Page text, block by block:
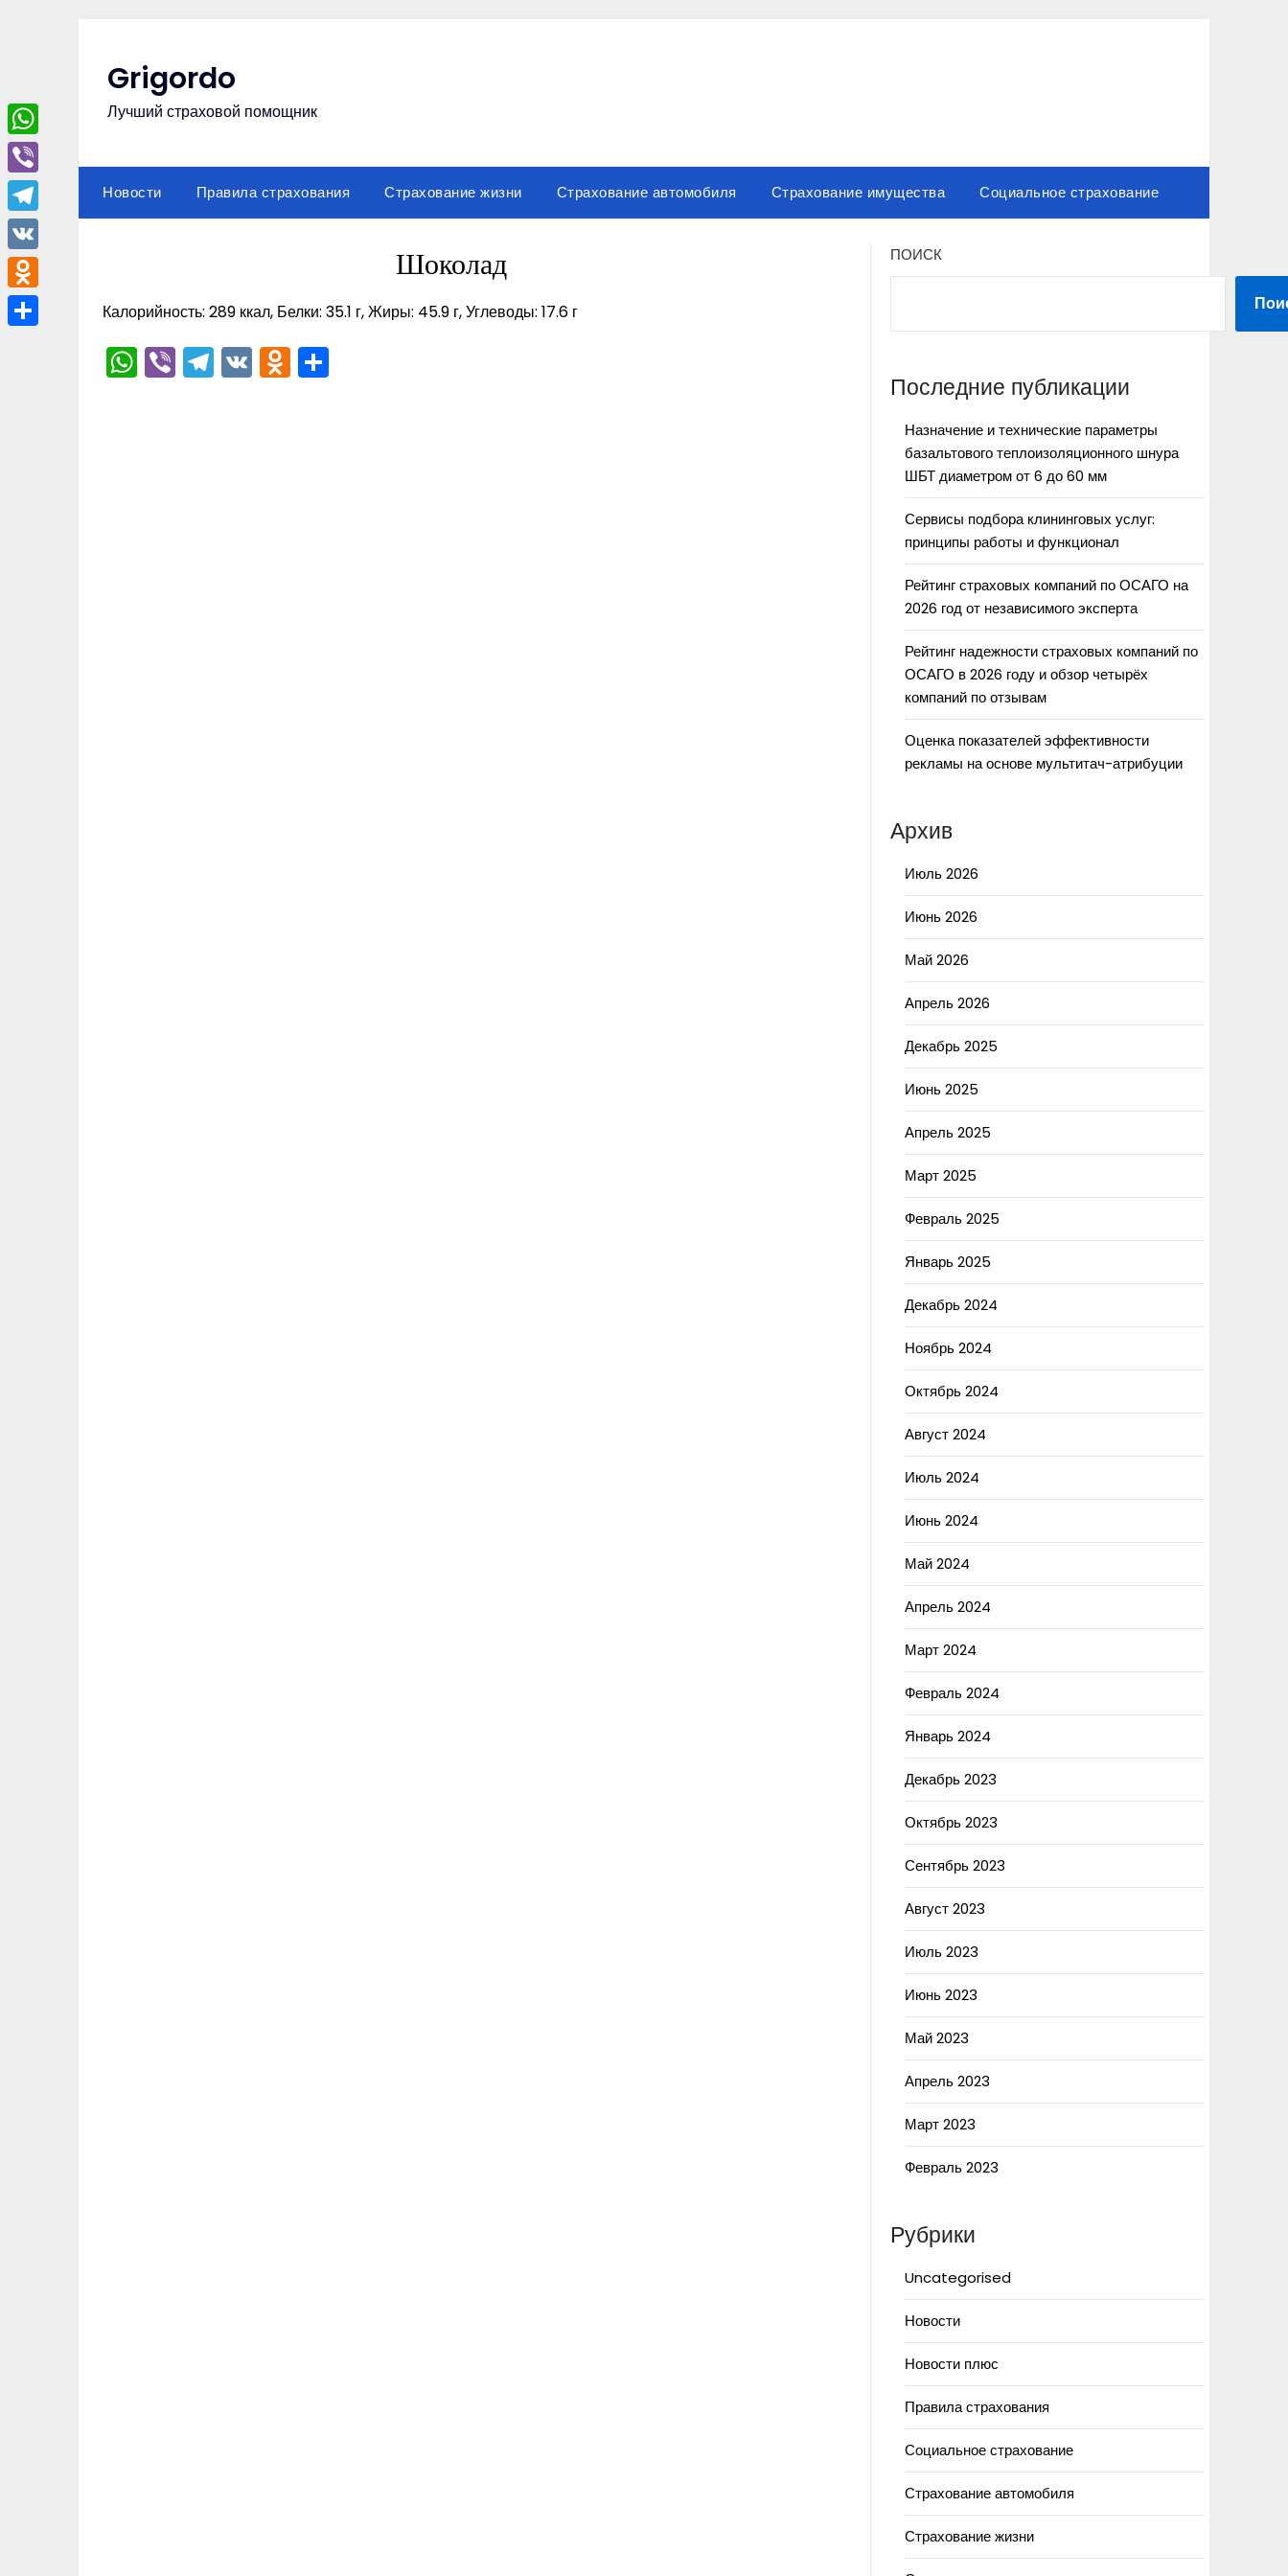
Grigordo
Лучший страховой помощник
Новости Правила страхования Страхование жизни Страхование автомобиля Страхование имущества Социальное страхование
Шоколад
Калорийность: 289 ккал, Белки: 35.1 г, Жиры: 45.9 г, Углеводы: 17.6 г
WhatsApp
ViberTelegram
VKOdnoklassniki
ПОИСК
Последние публикации
Назначение и технические параметры
базальтового теплоизоляционного шнура
ШБТ диаметром от 6 до 60 мм
Сервисы подбора клининговых услуг:
принципы работы и функционал
Рейтинг страховых компаний по ОСАГО на
2026 год от независимого эксперта
Рейтинг надежности страховых компаний по
ОСАГО в 2026 году и обзор четырёх
компаний по отзывам
Оценка показателей эффективности
рекламы на основе мультитач-атрибуции
Архив
Июль 2026
Июнь 2026
Май 2026
Апрель 2026
Декабрь 2025
Июнь 2025
Апрель 2025
Март 2025
Февраль 2025
Январь 2025
Декабрь 2024
Ноябрь 2024
Октябрь 2024
Август 2024
Июль 2024
Июнь 2024
Май 2024
Апрель 2024
Март 2024
Февраль 2024
Январь 2024
Декабрь 2023
Октябрь 2023
Сентябрь 2023
Август 2023
Июль 2023
Июнь 2023
Май 2023
Апрель 2023
Март 2023
Февраль 2023
Рубрики
Uncategorised
Новости
Новости плюс
Правила страхования
Социальное страхование
Страхование автомобиля
Страхование жизни
WhatsApp
Viber
Telegram
VK
Odnoklassniki